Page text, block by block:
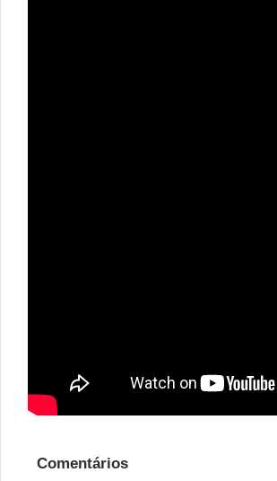
Comentários